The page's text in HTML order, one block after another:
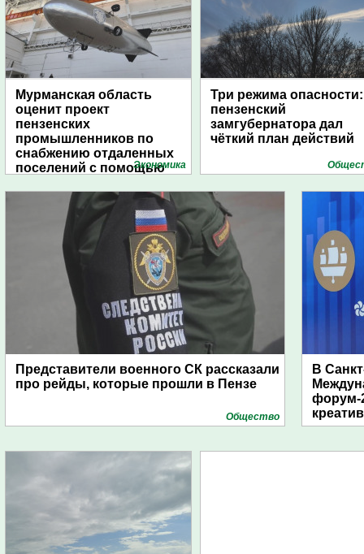
Мурманская область
оценит проект
пензенских
промышленников по
снабжению отдаленных
поселений с помощью
Экономика
Три режима опасности:
пензенский
замгубернатора дал
чёткий план действий
Представители военного СК рассказали
про рейды, которые прошли в Пензе
Общество
В
форум-